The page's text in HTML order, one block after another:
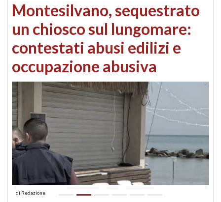
Montesilvano, sequestrato
un chiosco sul lungomare:
contestati abusi edilizi e
occupazione abusiva
di Redazione